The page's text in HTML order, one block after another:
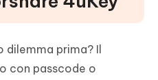
prima? Il
con passcode o